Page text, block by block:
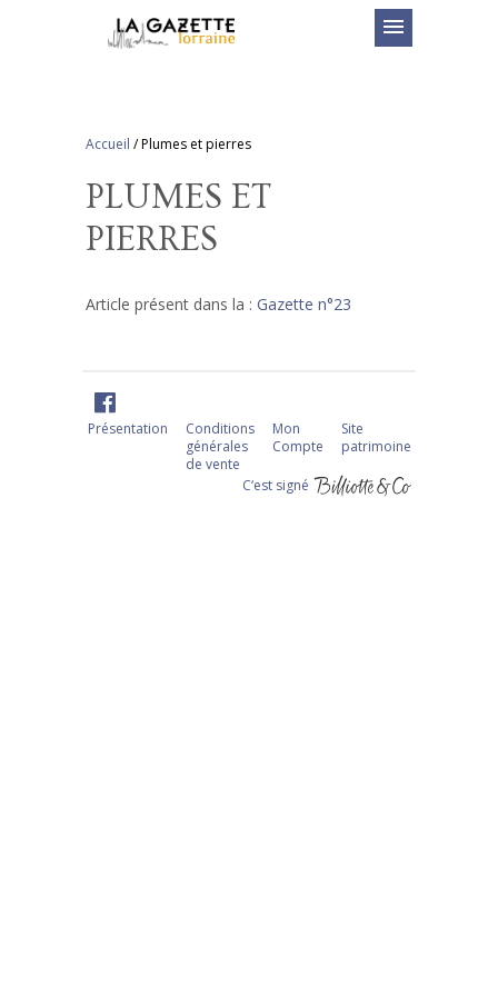
menu
Accueil /Plumes et pierres
PLUMES ET
PIERRES
Article présent dans la : Gazette n°23
Présentation
Conditions
générales
de vente
Mon
Compte
Site
patrimoine
C‘est signé